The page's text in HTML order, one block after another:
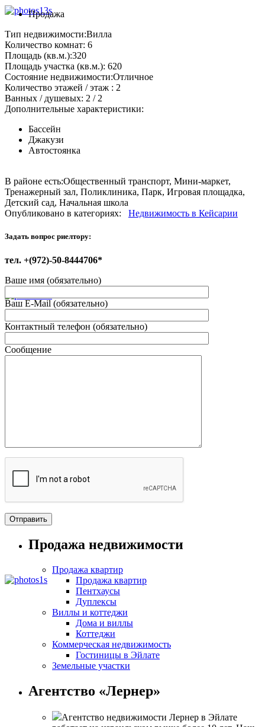
Продажа
Тип недвижимости:Вилла
Количество комнат: 6
Площадь (кв.м.):320
Площадь участка (кв.м.): 620
Состояние недвижимости:Отличное
Количество этажей / этаж : 2
Ванных / душевых: 2 / 2
Дополнительные характеристики:
Бассейн
Джакузи
Автостоянка
В районе есть:Общественный транспорт, Мини-маркет,
Тренажерный зал, Поликлиника, Парк, Игровая площадка,
Детский сад, Начальная школа
Опубликовано в категориях: Недвижимость в Кейсарии
Задать вопрос риелтору:
тел. +(972)-50-8444706*
Ваше имя (обязательно)
Ваш E-Mail (обязательно)
Контактный телефон (обязательно)
Сообщение
Продажа недвижимости
Продажа квартир
Продажа квартир
Пентхаусы
Дуплексы
Виллы и коттеджи
Дома и виллы
Коттеджи
Коммерческая недвижимость
Гостиницы в Эйлате
Земельные участки
Агентство «Лернер»
Агентство недвижимости Лернер в Эйлате